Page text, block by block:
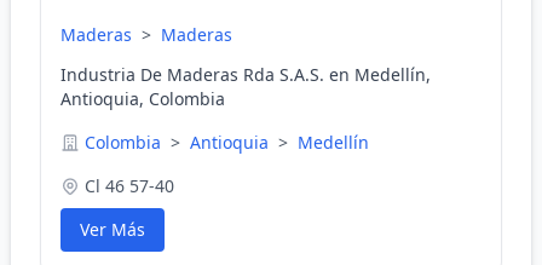
Maderas > Maderas
Industria De Maderas Rda S.A.S. en Medellín,
Antioquia, Colombia
Colombia > Antioquia > Medellín
Cl 46 57-40
Ver Más